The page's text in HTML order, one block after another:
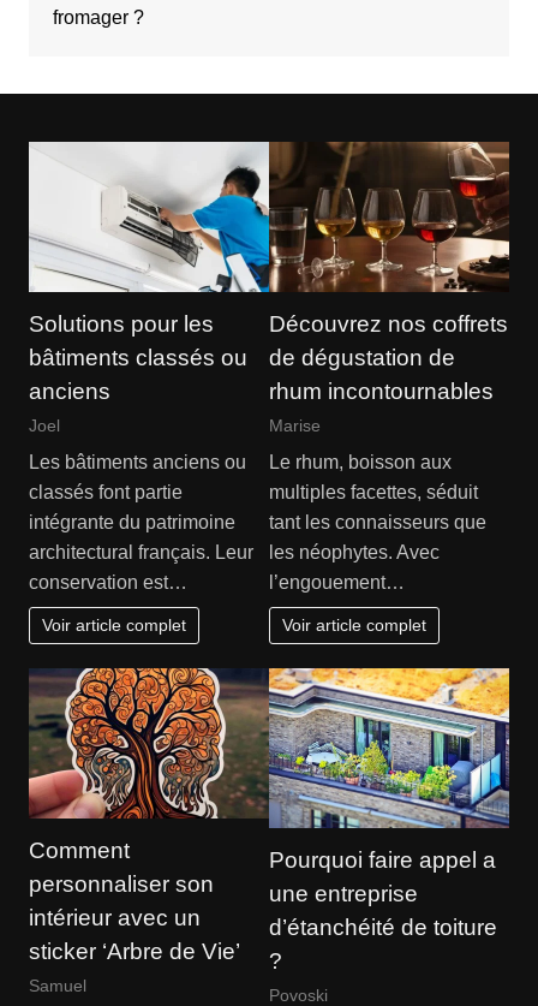
fromager ?
Solutions pour les
bâtiments classés ou
anciens
Joel
Les bâtiments anciens ou
classés font partie
intégrante du patrimoine
architectural français. Leur
conservation est…
Voir article complet
Découvrez nos coffrets
de dégustation de
rhum incontournables
Marise
Le rhum, boisson aux
multiples facettes, séduit
tant les connaisseurs que
les néophytes. Avec
l’engouement…
Voir article complet
Comment
personnaliser son
intérieur avec un
sticker ‘Arbre de Vie’
Samuel
Pourquoi faire appel a
une entreprise
d’étanchéité de toiture
?
Povoski